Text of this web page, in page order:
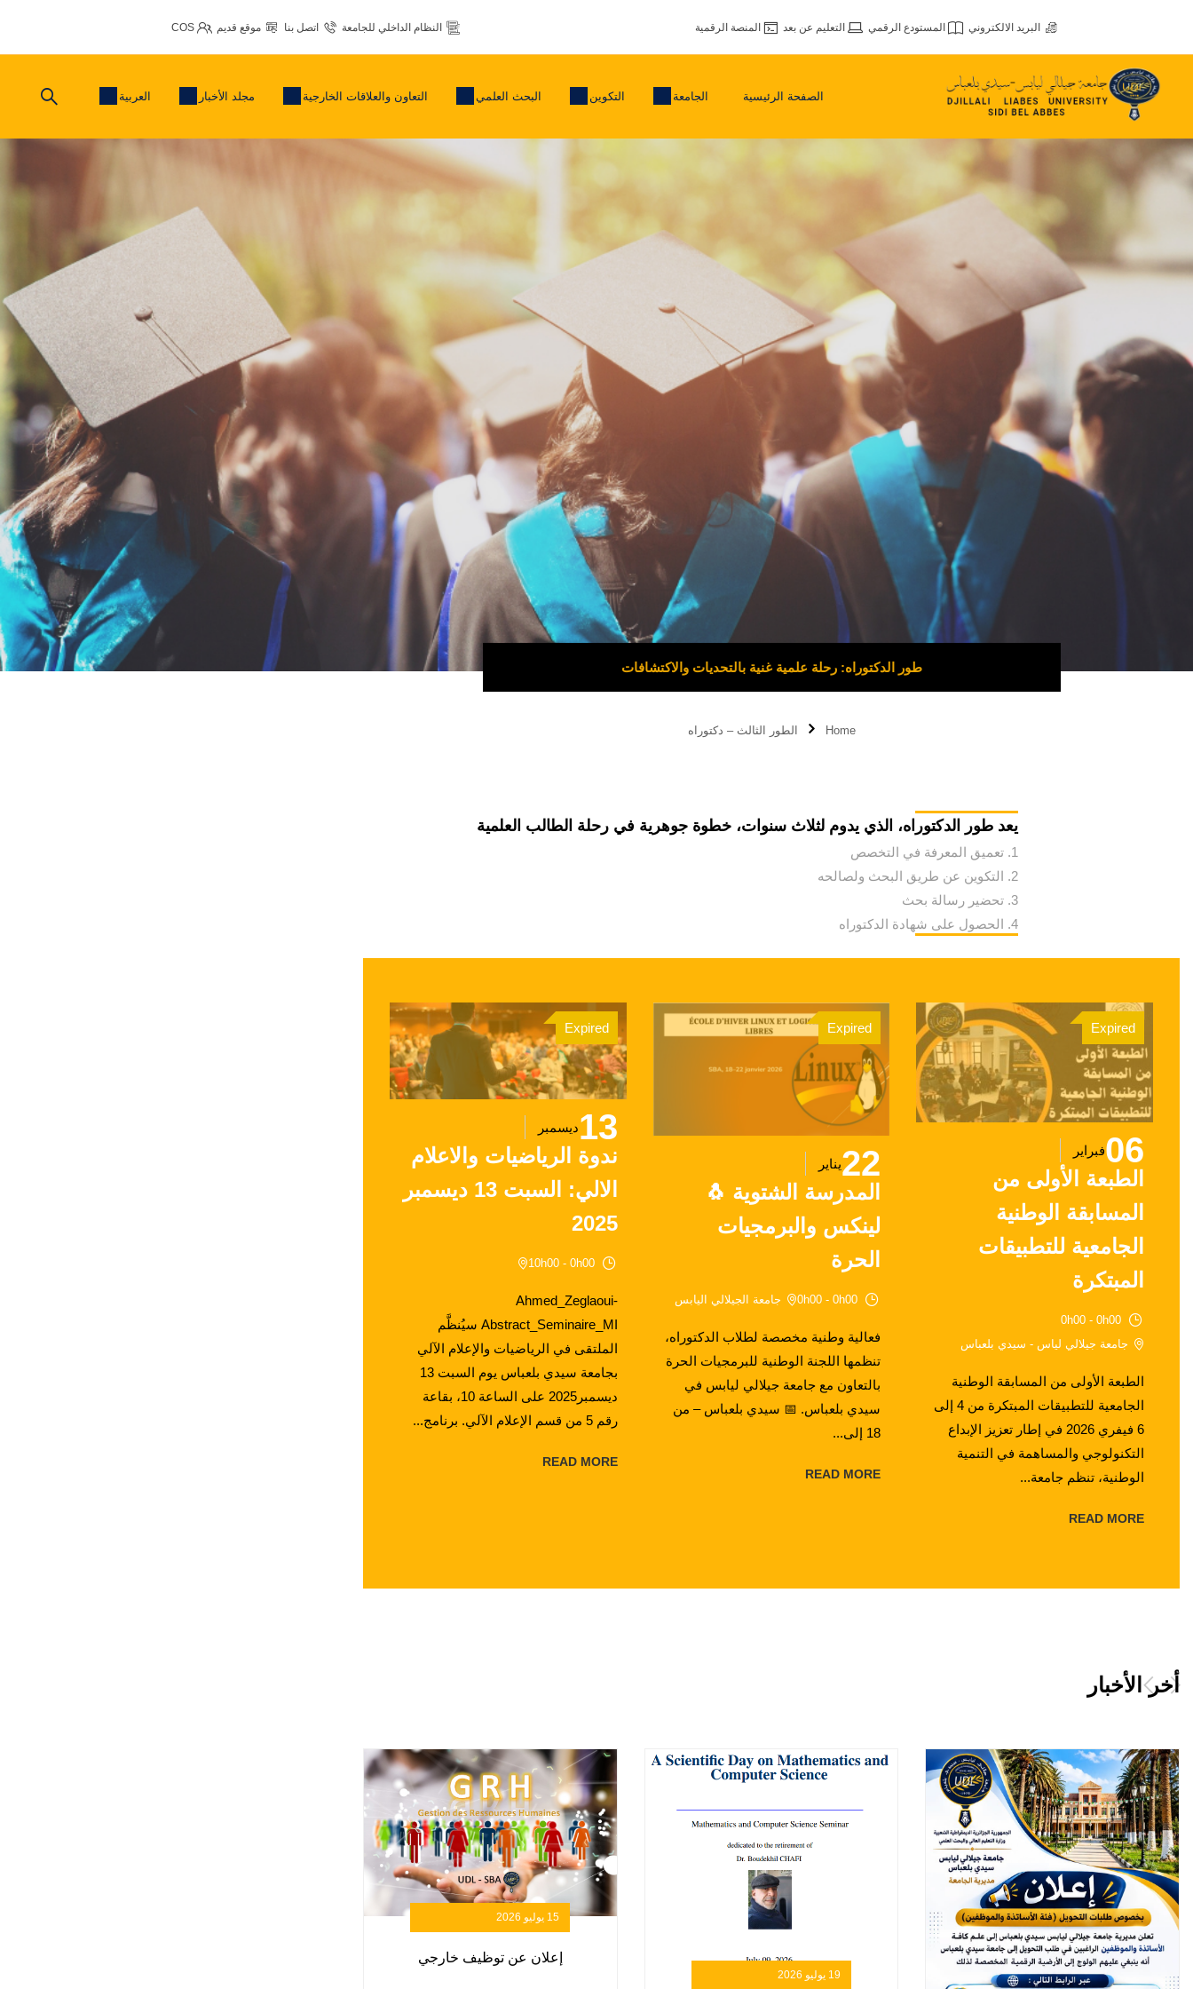
البريد الالكتروني المستودع الرقمي التعليم عن بعد المنصة الرقمية النظام الداخلي للجامعة اتصل بنا موقع قديم COS
الصفحة الرئيسية الجامعة التكوين البحث العلمي التعاون والعلاقات الخارجية مجلد الأخبار العربية
طور الدكتوراه: رحلة علمية غنية بالتحديات والاكتشافات
Home الطور الثالث – دكتوراه
يعد طور الدكتوراه، الذي يدوم لثلاث سنوات، خطوة جوهرية في رحلة الطالب العلمية
1. تعميق المعرفة في التخصص
2. التكوين عن طريق البحث ولصالحه
3. تحضير رسالة بحث
4. الحصول على شهادة الدكتوراه
Expired
06فبراير
الطبعة الأولى من
المسابقة الوطنية
الجامعية للتطبيقات
المبتكرة
0h00 - 0h00
جامعة جيلالي لياس - سيدي بلعباس
الطبعة الأولى من المسابقة الوطنية
الجامعية للتطبيقات المبتكرة من 4 إلى
6 فيفري 2026 في إطار تعزيز الإبداع
التكنولوجي والمساهمة في التنمية
الوطنية، تنظم جامعة...
READ MORE
Expired
22يناير
المدرسة الشتوية 🐧
لينكس والبرمجيات
الحرة
0h00 - 0h00 جامعة الجيلالي اليابس
فعالية وطنية مخصصة لطلاب الدكتوراه،
تنظمها اللجنة الوطنية للبرمجيات الحرة
بالتعاون مع جامعة جيلالي ليابس في
سيدي بلعباس. 📅 سيدي بلعباس – من
18 إلى...
READ MORE
Expired
13ديسمبر
ندوة الرياضيات والاعلام
الالي: السبت 13 ديسمبر
2025
10h00 - 0h00
Ahmed_Zeglaoui-
Abstract_Seminaire_MI سيُنظَّم
الملتقى في الرياضيات والإعلام الآلي
بجامعة سيدي بلعباس يوم السبت 13
ديسمبر2025 على الساعة 10، بقاعة
رقم 5 من قسم الإعلام الآلي. برنامج...
READ MORE
أخر اﻷخبار
19 يوليو 2026
15 يوليو 2026
إعلان عن توظيف خارجي